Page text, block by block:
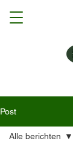
Post
Alle berichten